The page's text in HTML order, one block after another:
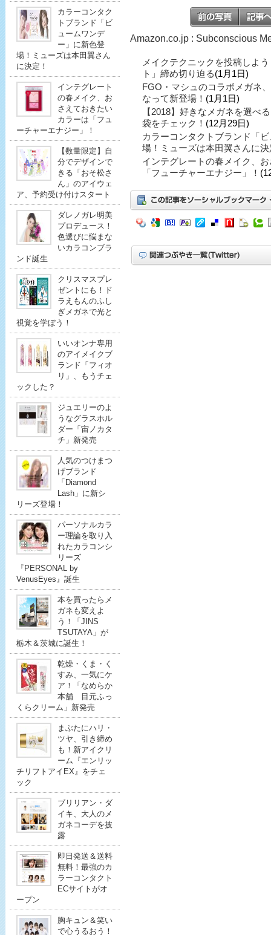
カラーコンタク
トブランド「ビ
ュームワンデ
ー」に新色登
場！ミューズは本田翼さん
に決定！
インテグレート
の春メイク、お
さえておきたい
カラーは「フュ
ーチャーエナジー」！
【数量限定】自
分でデザインで
きる「おそ松さ
ん」のアイウェ
ア、予約受け付けスタート
ダレノガレ明美
プロデュース！
色選びに悩まな
いカラコンブラ
ンド誕生
クリスマスプレ
ゼントにも！ド
ラえもんのふし
ぎメガネで光と
視覚を学ぼう！
いいオンナ専用
のアイメイクブ
ランド「フィオ
リ」、もうチェ
ックした？
ジュエリーのよ
うなグラスホル
ダー「宙ノカタ
チ」新発売
人気のつけまつ
げブランド
「Diamond
Lash」に新シ
リーズ登場！
パーソナルカラ
ー理論を取り入
れたカラコンシ
リーズ
『PERSONAL by
VenusEyes』誕生
本を買ったらメ
ガネも変えよ
う！「JINS
TSUTAYA」が
栃木＆茨城に誕生！
乾燥・くま・く
すみ、一気にケ
ア！「なめらか
本舗 目元ふっ
くらクリーム」新発売
まぶたにハリ・
ツヤ、引き締め
も！新アイクリ
ーム『エンリッ
チリフトアイEX』をチェ
ック
ブリリアン・ダ
イキ、大人のメ
ガネコーデを披
露
即日発送＆送料
無料！最強のカ
ラーコンタクト
ECサイトがオ
ープン
胸キュン＆笑い
で心うるおう！
Amazon.co.jp : Subconscious
メイクテクニックを投稿しよ
ト」締め切り迫る(1月1日)
FGO・マシュのコラボメガネ
なって新登場！ (1月1日)
【2018】好きなメガネを選べ
袋をチェック！ (12月29日)
カラーコンタクトブランド「
場！ミューズは本田翼さんに決
インテグレートの春メイク、
「フューチャーエナジー」！